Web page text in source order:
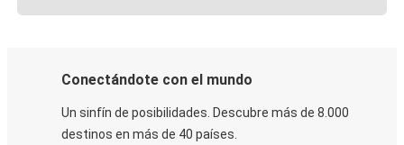
Conectándote con el mundo
Un sinfín de posibilidades. Descubre más de 8.000
destinos en más de 40 países.